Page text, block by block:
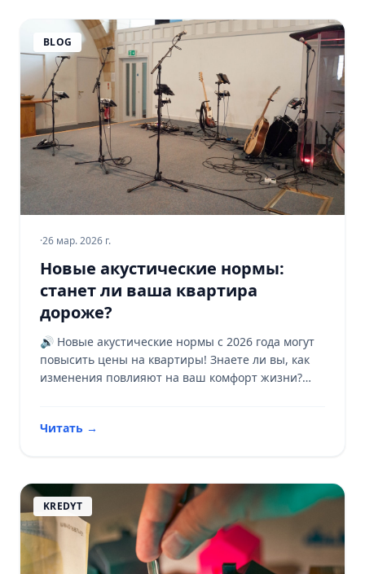
BLOG
·26 мар. 2026 г.
Новые акустические нормы:
станет ли ваша квартира
дороже?
🔊 Новые акустические нормы с 2026 года могут
повысить цены на квартиры! Знаете ли вы, как
изменения повлияют на ваш комфорт жизни?
Читать →
KREDYT